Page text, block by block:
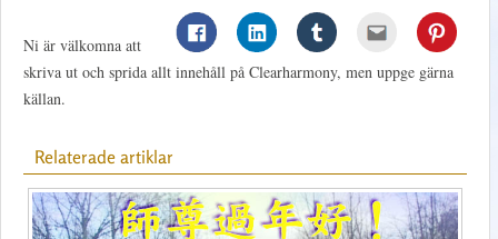
Ni är välkomna att
skriva ut och sprida allt innehåll på Clearharmony, men uppge gärna
källan.
Relaterade artiklar